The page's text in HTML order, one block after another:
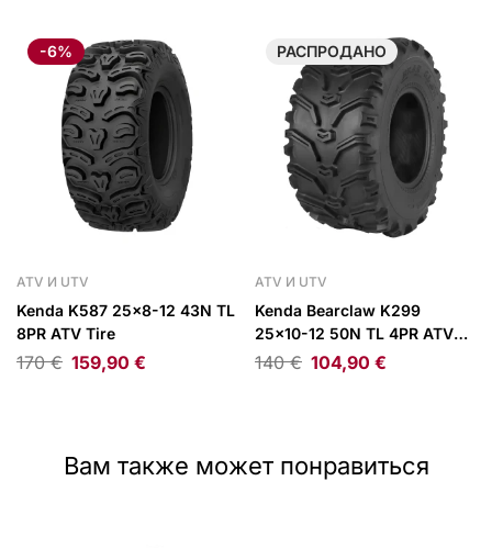
-6%
ATV И UTV
Kenda K587 25×8-12 43N TL
8PR ATV Tire
170€ 159,90 €
РАСПРОДАНО
ATV И UTV
Kenda Bearclaw K299
25×10-12 50N TL 4PR ATV
Tire
140€ 104,90 €
Вам также может понравиться